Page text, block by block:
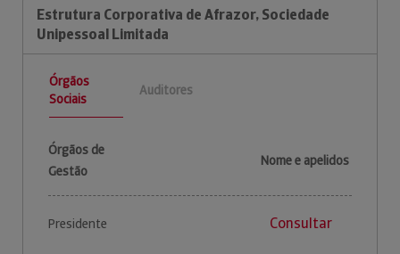
Estrutura Corporativa de Afrazor, Sociedade
Unipessoal Limitada
Órgãos
Sociais
Auditores
Órgãos de
Gestão
Nome e apelidos
Presidente Consultar